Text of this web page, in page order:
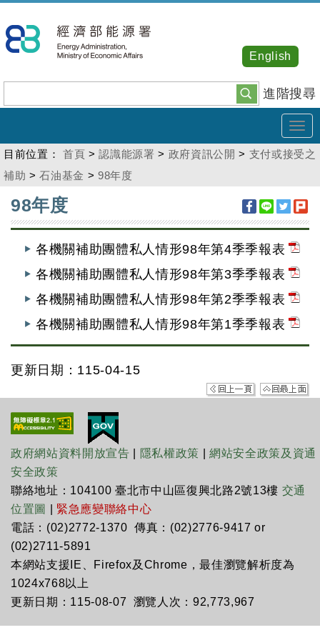
到
主
內
容
進階搜尋
English
目前位置： 首頁 >認識能源署 > 政府資訊公開 > 支付或接受之
補助 >石油基金 >98年度
98年度
各機關補助團體私人情形98年第4季季報表
各機關補助團體私人情形98年第3季季報表
各機關補助團體私人情形98年第2季季報表
各機關補助團體私人情形98年第1季季報表
更新日期：115-04-15
政府網站資料開放宣告 隱私權政策 |網站安全政策及資通
安全政策
聯絡地址：104100 臺北市中山區復興北路2號13樓 交通
位置圖
緊急應變聯絡中心
電話：(02)2772-1370 傳真：(02)2776-9417 or
(02)2711-5891
本網站支援IE、Firefox及Chrome，最佳瀏覽解析度為
1024x768以上
更新日期：115-08-07 瀏覽人次：92,773,967